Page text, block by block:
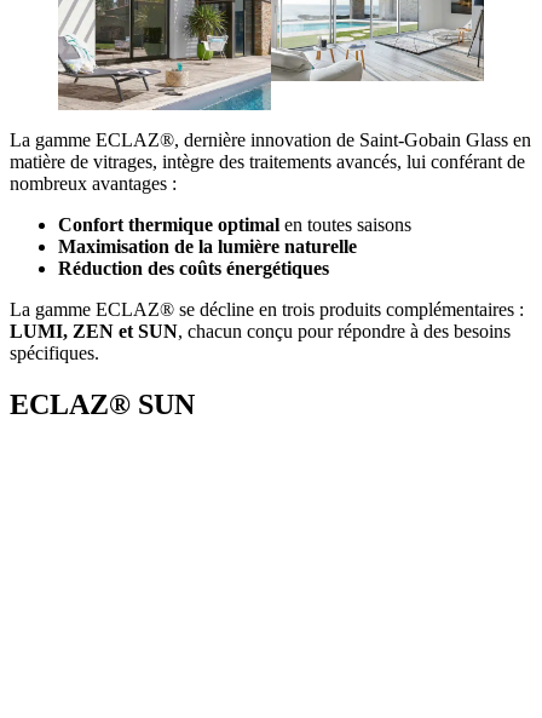
La gamme ECLAZ®, dernière innovation de Saint-Gobain Glass en
matière de vitrages, intègre des traitements avancés, lui conférant de
nombreux avantages :
Confort thermique optimal en toutes saisons
Maximisation de la lumière naturelle
Réduction des coûts énergétiques
La gamme ECLAZ® se décline en trois produits complémentaires :
LUMI, ZEN et SUN, chacun conçu pour répondre à des besoins
spécifiques.
ECLAZ® SUN